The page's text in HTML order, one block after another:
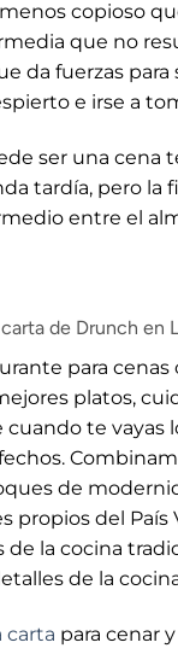
copioso
que no
da fuerzas
e irse a
ser una cena
tardía, pero la
entre el
de Drunch en
para cenas
platos,
cuando te vayas
de
propios del País
la cocina
de la
carta para cenar